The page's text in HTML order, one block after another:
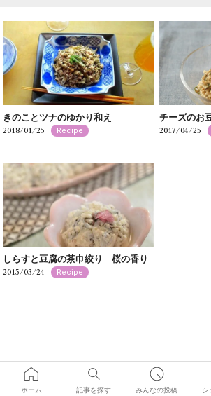
きのことツナのゆかり和え
2018/01/25 Recipe
チーズのお
2017/04/25
しらすと豆腐の茶巾絞り 桜の香り
2015/03/24 Recipe
ホーム 記事を探す みんなの投稿 シ